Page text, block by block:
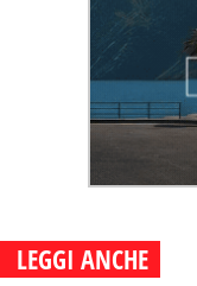
LEGGI ANCHE